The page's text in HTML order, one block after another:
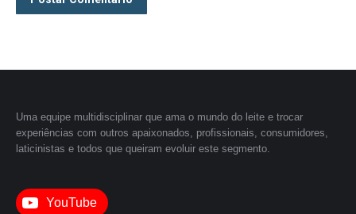
Uma equipe multidisciplinar que ama o mundo do leite e trocar
experiências com outros apaixonados, profissionais, consumidores,
laticinistas e todos que queiram evoluir este segmento.
YouTube